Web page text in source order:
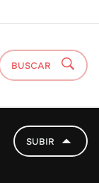
BUSCAR
SUBIR